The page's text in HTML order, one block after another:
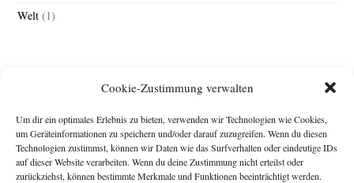
Cookie-Zustimmung verwalten
Um dir ein optimales Erlebnis zu bieten, verwenden wir Technologien wie Cookies,
um Geräteinformationen zu speichern und/oder darauf zuzugreifen. Wenn du diesen
Technologien zustimmst, können wir Daten wie das Surfverhalten oder eindeutige IDs
auf dieser Website verarbeiten. Wenn du deine Zustimmung nicht erteilst oder
zurückziehst, können bestimmte Merkmale und Funktionen beeinträchtigt werden.
Welt (1)
Impressum
Michael Baden,